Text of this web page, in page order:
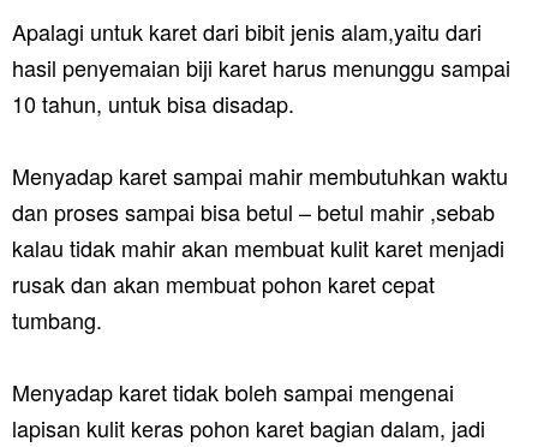
Apalagi untuk karet dari bibit jenis alam,yaitu dari
hasil penyemaian biji karet harus menunggu sampai
10 tahun, untuk bisa disadap.
Menyadap karet sampai mahir membutuhkan waktu
dan proses sampai bisa betul – betul mahir ,sebab
kalau tidak mahir akan membuat kulit karet menjadi
rusak dan akan membuat pohon karet cepat
tumbang.
Menyadap karet tidak boleh sampai mengenai
lapisan kulit keras pohon karet bagian dalam, jadi